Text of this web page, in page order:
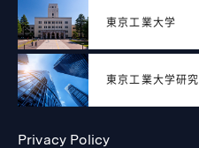
東京工業大学
東京工業大学研
Privacy Policy